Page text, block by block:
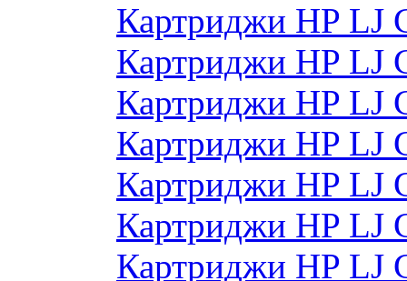
Картриджи HP LJ
Картриджи HP LJ
Картриджи HP LJ
Картриджи HP LJ
Картриджи HP LJ
Картриджи HP LJ
Картриджи HP LJ